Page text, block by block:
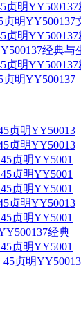
贞明
贞明YY500137
贞明
经典与
贞明
贞明YY500137
贞明YY50013
贞明YY50013
贞明YY5001
贞明YY5001
贞明YY5001
贞明YY50013
贞明YY5001
经典
贞明YY5001
45贞明YY50013